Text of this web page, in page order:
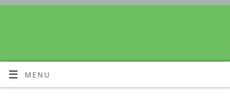
MENU